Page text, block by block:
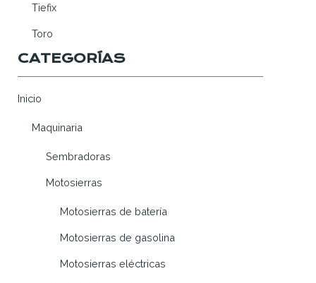
Tiefix
Toro
CATEGORÍAS
Inicio
Maquinaria
Sembradoras
Motosierras
Motosierras de batería
Motosierras de gasolina
Motosierras eléctricas